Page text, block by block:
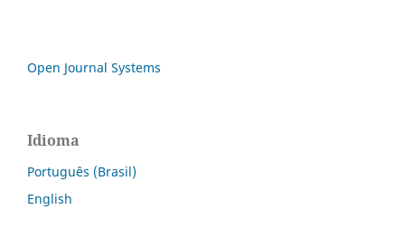
Open Journal Systems
Idioma
Português (Brasil)
English